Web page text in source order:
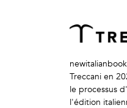
Treccani en
le processus
l'édition